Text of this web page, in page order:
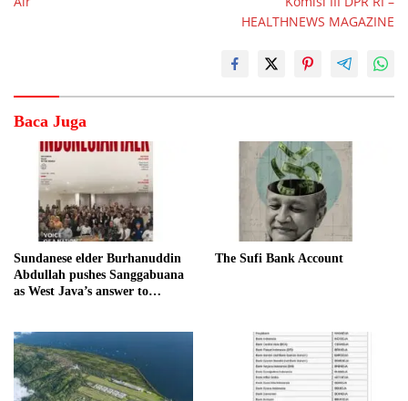
HEALTHNEWS MAGAZINE
Baca Juga
Sundanese elder Burhanuddin
Abdullah pushes Sanggabuana
as West Java’s answer to
The Sufi Bank Account